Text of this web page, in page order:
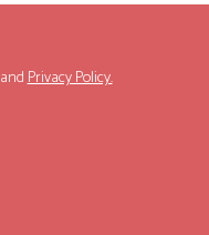
andPrivacy Policy.